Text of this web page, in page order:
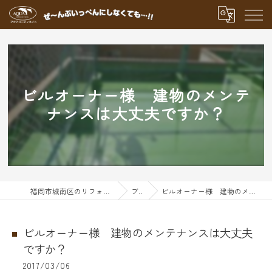
ビルオーナー様 建物のメンテ
ナンスは大丈夫ですか？
ブログ ビルオーナー様 建物のメンテナンスは大丈夫ですか？
ビルオーナー様 建物のメンテナンスは大丈夫
ですか？
2017/03/06